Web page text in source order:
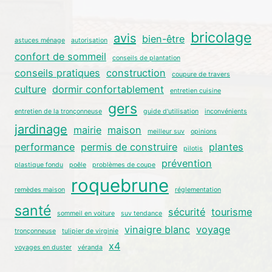
astuces ménage autorisation avis bien-être bricolage
confort de sommeil conseils de plantation
conseils pratiques construction coupure de travers
culture dormir confortablement entretien cuisine
entretien de la tronçonneuse gers guide d'utilisation inconvénients
jardinage mairie maison meilleur suv opinions
performance permis de construire pilotis plantes
plastique fondu poêle problèmes de coupe prévention
remèdes maison roquebrune réglementation
santé sommeil en voiture suv tendance sécurité tourisme
tronçonneuse tulipier de virginie vinaigre blanc voyage
voyages en duster véranda x4